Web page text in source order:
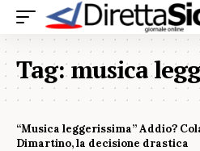
Tag:musica
“Musica leggerissima” Addio?
Dimartino, la decisione drastica